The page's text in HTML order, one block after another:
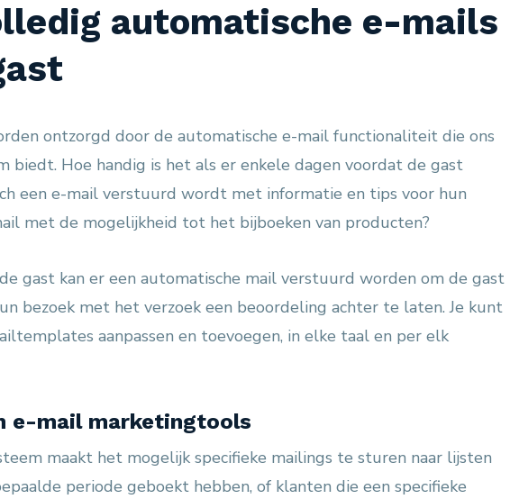
automatische e-mails
ontzorgd door de automatische e-mail functionaliteit die ons
biedt. Hoe handig is het als er enkele dagen voordat de gast
een e-mail verstuurd wordt met informatie en tips voor hun
met de mogelijkheid tot het bijboeken van producten?
gast kan er een automatische mail verstuurd worden om de gast
bezoek met het verzoek een beoordeling achter te laten. Je kunt
aanpassen en toevoegen, in elke taal en per elk
e-mail marketingtools
maakt het mogelijk specifieke mailings te sturen naar lijsten
periode geboekt hebben, of klanten die een specifieke